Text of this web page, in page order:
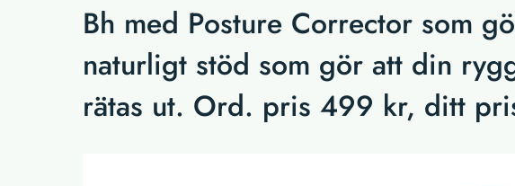
Bh med Posture Corrector som
naturligt stöd som gör att din
rätas ut. Ord. pris 499 kr, ditt